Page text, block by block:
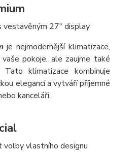
vestavěným 27" display
je nejmodernější klimatizace,
pokoje, ale zaujme také
Tato klimatizace kombinuje
elegancí a vytváří příjemné
kanceláři.
volby vlastního designu